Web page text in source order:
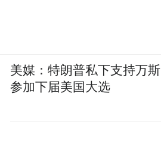
美媒：特朗普私下支持万斯
参加下届美国大选